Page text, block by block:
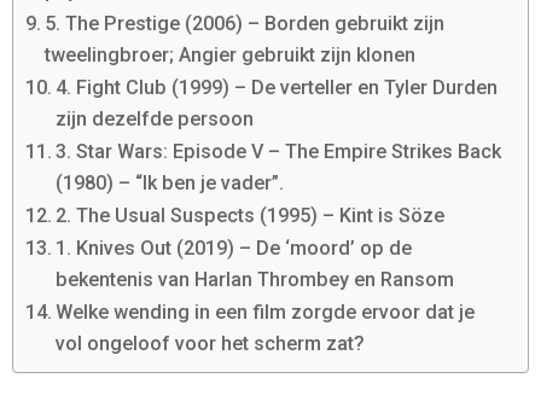
5. The Prestige (2006) – Borden gebruikt zijn
tweelingbroer; Angier gebruikt zijn klonen
4. Fight Club (1999) – De verteller en Tyler Durden
zijn dezelfde persoon
3. Star Wars: Episode V – The Empire Strikes Back
(1980) – “Ik ben je vader”.
2. The Usual Suspects (1995) – Kint is Söze
1. Knives Out (2019) – De ‘moord’ op de
bekentenis van Harlan Thrombey en Ransom
Welke wending in een film zorgde ervoor dat je
vol ongeloof voor het scherm zat?